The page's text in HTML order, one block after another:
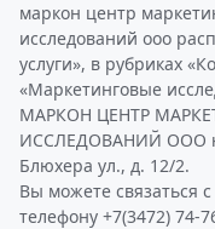
маркон центр
исследований ооо
услуги», в рубриках
«Маркетинговые
МАРКОН ЦЕНТР
ИССЛЕДОВАНИЙ ООО
Блюхера ул., д. 12/2.
Вы можете связаться
телефону +7(3472) 74-